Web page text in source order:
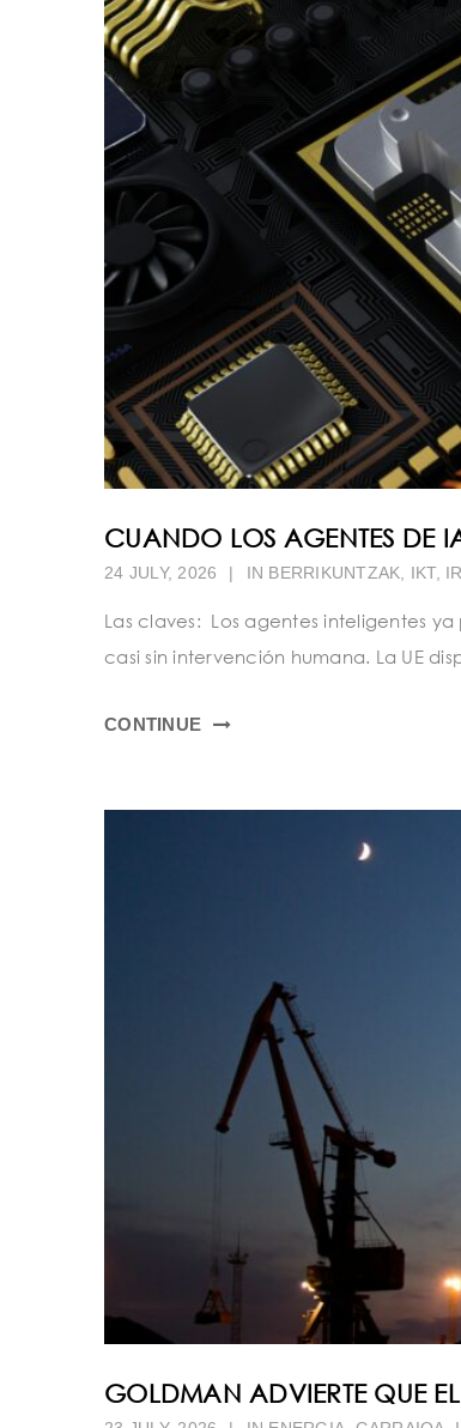
CUANDO LOS AGENTES DE
24 JULY, 2026 | IN BERRIKUNTZAK IKT,
Las claves: Los agentes inteligentes
casi sin intervención humana. La UE
CONTINUE
GOLDMAN ADVIERTE QUE